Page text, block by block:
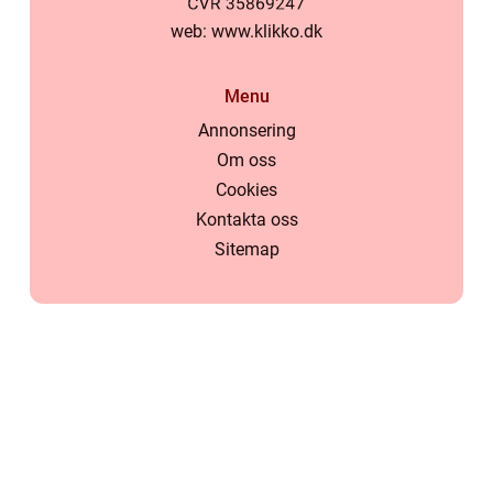
web: www.klikko.dk
Menu
Annonsering
Om oss
Cookies
Kontakta oss
Sitemap